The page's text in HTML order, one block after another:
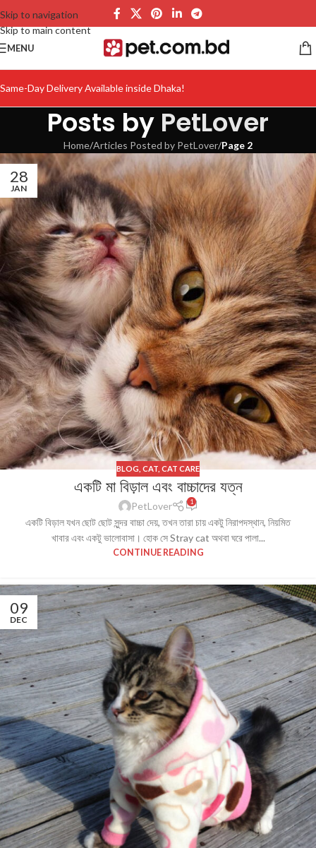
Skip to navigation
Skip to main content
MENU
Same-Day Delivery Available inside Dhaka!
Posts by PetLover
Home/Articles Posted by PetLover/Page 2
28
JAN
BLOG CAT CAT CARE
একটি মা বিড়াল এবং বাচ্চাদের যত্ন
PetLover 1
একটি বিড়াল যখন ছোট ছোট সুন্দর বাচ্চা দেয়, তখন তারা চায় একটু নিরাপদস্থান, নিয়মিত
খাবার এবং একটু ভালোবাসা। হোক সে Stray cat অথবা ঘরে পালা...
CONTINUE READING
09
DEC